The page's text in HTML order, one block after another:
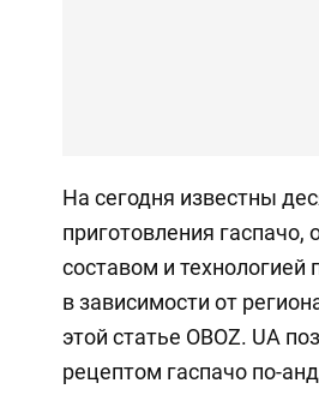
На сегодня известны
приготовления
составом и технологией
в зависимости от
этой статье OBOZ. UA
рецептом гаспачо по-